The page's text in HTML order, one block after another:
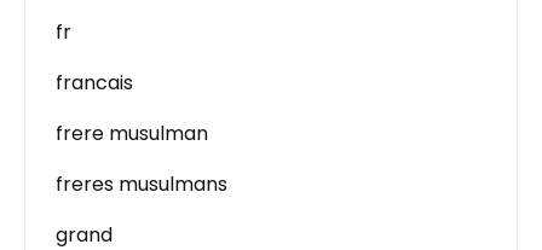
fr
francais
frere musulman
freres musulmans
grand